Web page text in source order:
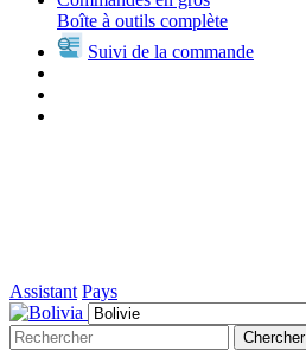
Boîte à outils complète
Suivi de la commande
Assistant Pays
Chercher